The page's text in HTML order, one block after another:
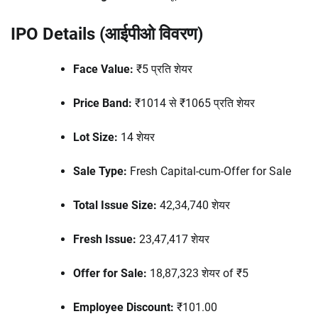
IPO Details (आईपीओ विवरण)
Face Value: ₹5 प्रति शेयर
Price Band: ₹1014 से ₹1065 प्रति शेयर
Lot Size: 14 शेयर
Sale Type: Fresh Capital-cum-Offer for Sale
Total Issue Size: 42,34,740 शेयर
Fresh Issue: 23,47,417 शेयर
Offer for Sale: 18,87,323 शेयर of ₹5
Employee Discount: ₹101.00